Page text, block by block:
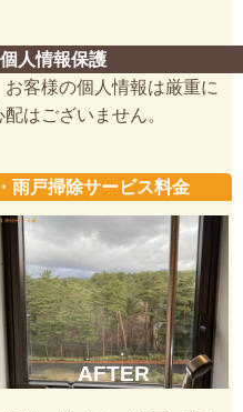
人情報保護
客様の個人情報は厳重に
はございません。
雨戸掃除サービス料金
AFTER